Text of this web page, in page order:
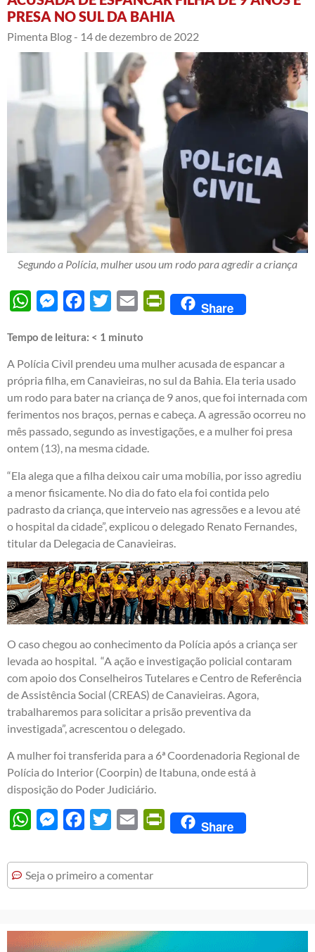
PRESA NO SUL DA BAHIA
Pimenta Blog - 14 de dezembro de 2022
Segundo a Polícia, mulher usou um rodo para agredir a criança
WhatsAppMessengerFacebook
Twitter Email PrintFriendly
Share
Tempo de leitura: < 1 minuto
A Polícia Civil prendeu uma mulher acusada de espancar a
própria filha, em Canavieiras, no sul da Bahia. Ela teria usado
um rodo para bater na criança de 9 anos, que foi internada com
ferimentos nos braços, pernas e cabeça. A agressão ocorreu no
mês passado, segundo as investigações, e a mulher foi presa
ontem (13), na mesma cidade.
“Ela alega que a filha deixou cair uma mobília, por isso agrediu
a menor fisicamente. No dia do fato ela foi contida pelo
padrasto da criança, que interveio nas agressões e a levou até
o hospital da cidade”, explicou o delegado Renato Fernandes,
titular da Delegacia de Canavieiras.
O caso chegou ao conhecimento da Polícia após a criança ser
levada ao hospital. “A ação e investigação policial contaram
com apoio dos Conselheiros Tutelares e Centro de Referência
de Assistência Social (CREAS) de Canavieiras. Agora,
trabalharemos para solicitar a prisão preventiva da
investigada”, acrescentou o delegado.
A mulher foi transferida para a 6ª Coordenadoria Regional de
Polícia do Interior (Coorpin) de Itabuna, onde está à
disposição do Poder Judiciário.
WhatsAppMessengerFacebook
Twitter Email PrintFriendly
Share
Seja o primeiro a comentar